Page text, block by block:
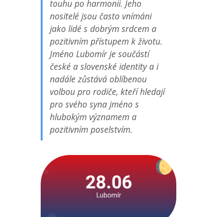
touhu po harmonii. Jeho
nositelé jsou často vnímáni
jako lidé s dobrým srdcem a
pozitivním přístupem k životu.
Jméno Lubomír je součástí
české a slovenské identity a i
nadále zůstává oblíbenou
volbou pro rodiče, kteří hledají
pro svého syna jméno s
hlubokým významem a
pozitivním poselstvím.